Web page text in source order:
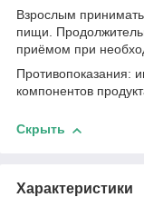
Взрослым
пищи.
приёмом при
Противопоказания:
компонентов
Скрыть
Характеристики